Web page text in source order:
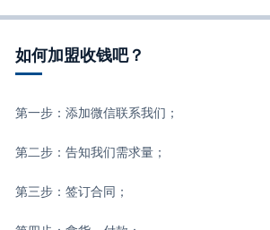
如何加盟收钱吧？
第一步：添加微信联系我们；
第二步：告知我们需求量；
第三步：签订合同；